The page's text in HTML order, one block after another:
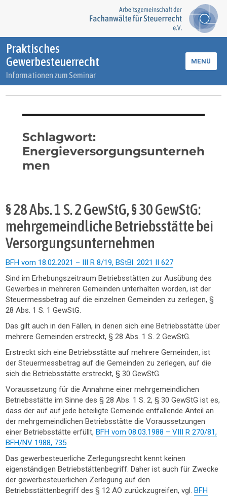
Praktisches
Gewerbesteuerrecht
Informationen zum Seminar
MENÜ
Schlagwort:
Energieversorgungsunterneh
men
§ 28 Abs. 1 S. 2 GewStG, § 30 GewStG:
mehrgemeindliche Betriebsstätte bei
Versorgungsunternehmen
BFH vom 18.02.2021 – III R 8/19, BStBl. 2021 II 627
Sind im Erhebungszeitraum Betriebsstätten zur Ausübung des
Gewerbes in mehreren Gemeinden unterhalten worden, ist der
Steuermessbetrag auf die einzelnen Gemeinden zu zerlegen, §
28 Abs. 1 S. 1 GewStG.
Das gilt auch in den Fällen, in denen sich eine Betriebsstätte über
mehrere Gemeinden erstreckt, § 28 Abs. 1 S. 2 GewStG.
Erstreckt sich eine Betriebsstätte auf mehrere Gemeinden, ist
der Steuermessbetrag auf die Gemeinden zu zerlegen, auf die
sich die Betriebsstätte erstreckt, § 30 GewStG.
Voraussetzung für die Annahme einer mehrgemeindlichen
Betriebsstätte im Sinne des § 28 Abs. 1 S. 2, § 30 GewStG ist es,
dass der auf auf jede beteiligte Gemeinde entfallende Anteil an
der mehrgemeindlichen Betriebsstätte die Voraussetzungen
einer Betriebsstätte erfüllt,BFH vom 08.03.1988 – VIII R 270/81,
BFH/NV 1988, 735.
Das gewerbesteuerliche Zerlegungsrecht kennt keinen
eigenständigen Betriebstättenbegriff. Daher ist auch für Zwecke
der gewerbesteuerlichen Zerlegung auf den
Betriebsstättenbegriff des § 12 AO zurückzugreifen, vgl.BFH